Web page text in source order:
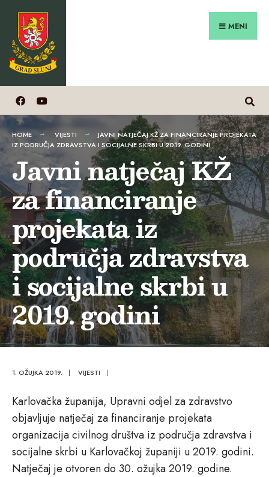
Preskoči
sadržaj
MENI
HOME VIJESTI
JAVNI NATJEČAJ KŽ ZA FINANCIRANJE PROJEKATA
IZ PODRUČJA ZDRAVSTVA I SOCIJALNE SKRBI U 2019. GODINI
Javni natječaj KŽ
za financiranje
projekata iz
područja zdravstva
i socijalne skrbi u
2019. godini
1. OŽUJKA 2019. | VIJESTI |
Karlovačka županija, Upravni odjel za zdravstvo
objavljuje natječaj za financiranje projekata
organizacija civilnog društva iz područja zdravstva i
socijalne skrbi u Karlovačkoj županiji u 2019. godini.
Natječaj je otvoren do 30. ožujka 2019. godine.
for: